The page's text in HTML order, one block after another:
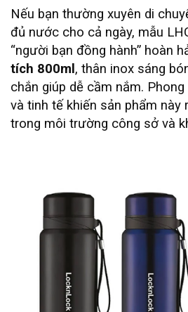
Nếu bạn thường xuyên di
đủ nước cho cả ngày, mẫu
“người bạn đồng hành” hoàn
tích 800ml, thân inox sáng
chắn giúp dễ cầm nắm.
và tinh tế khiến sản phẩm
trong môi trường công sở và